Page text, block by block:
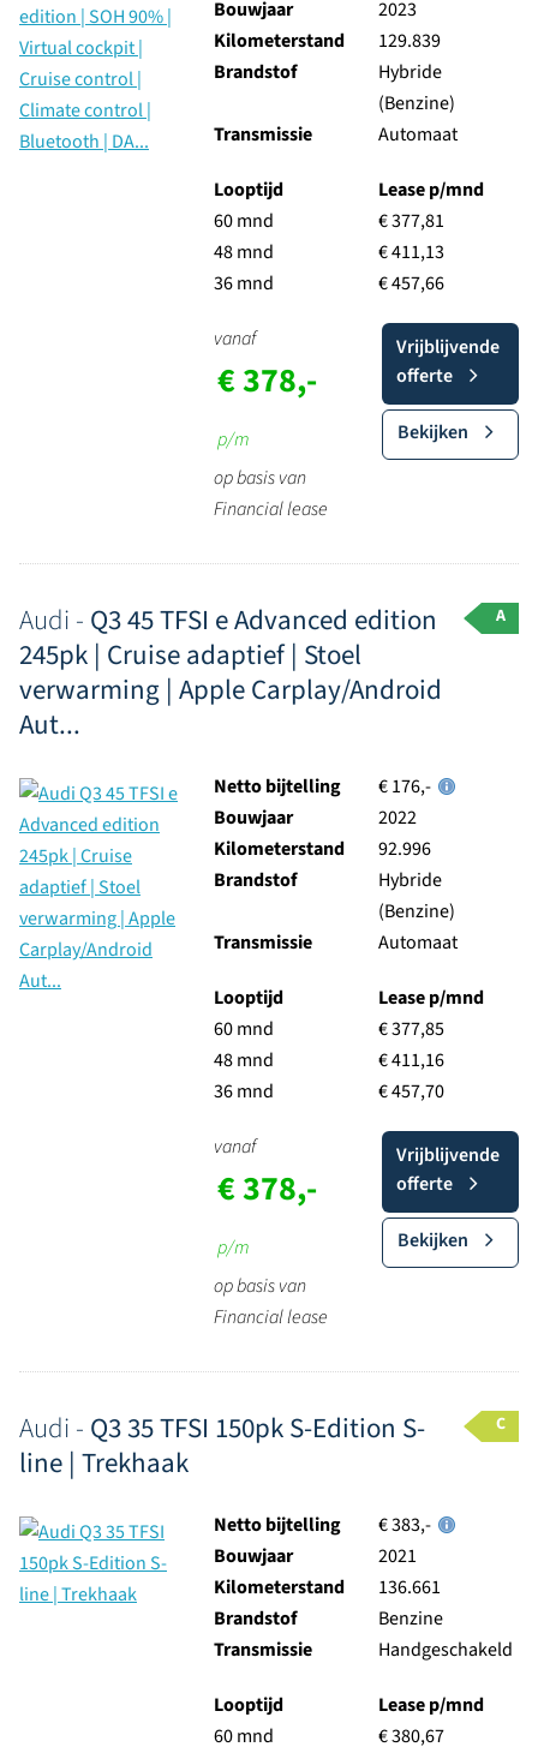
Bouwjaar
2023
Kilometerstand
129.839
Brandstof
Hybride
(Benzine)
Transmissie
Automaat
Looptijd
60 mnd
48 mnd
36 mnd
Lease p/mnd
€ 377,81
€ 411,13
€ 457,66
vanaf
€ 378,-
p/m
op basis van
Financial lease
Vrijblijvende
offerte
Bekijken
Audi - Q3 45 TFSI e Advanced edition
245pk | Cruise adaptief | Stoel
verwarming | Apple Carplay/Android
Aut...
A
Netto bijtelling
€ 176,-
Bouwjaar
2022
Kilometerstand
92.996
Brandstof
Hybride
(Benzine)
Transmissie
Automaat
Looptijd
60 mnd
48 mnd
36 mnd
Lease p/mnd
€ 377,85
€ 411,16
€ 457,70
vanaf
€ 378,-
p/m
op basis van
Financial lease
Vrijblijvende
offerte
Bekijken
Audi - Q3 35 TFSI 150pk S-Edition S-
line | Trekhaak
C
Netto bijtelling
€ 383,-
Bouwjaar
2021
Kilometerstand
136.661
Brandstof
Benzine
Transmissie
Handgeschakeld
Looptijd
60 mnd
Lease p/mnd
€ 380,67